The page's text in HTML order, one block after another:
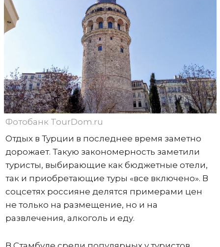
Фотобанк TourDom.ru
Отдых в Турции в последнее время заметно
дорожает. Такую закономерность заметили
туристы, выбирающие как бюджетные отели,
так и приобретающие туры «все включено». В
соцсетях россияне делятся примерами цен
не только на размещение, но и на
развлечения, алкоголь и еду.